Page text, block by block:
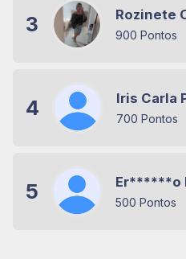
3 Rozinete
900 Pontos
4 Iris Carla
700 Pontos
5 Er******o
500 Pontos